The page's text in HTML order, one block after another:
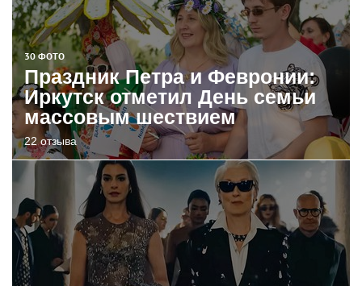
30 ФОТО
Праздник Петра и Февронии:
Иркутск отметил День семьи
массовым шествием
22 отзыва